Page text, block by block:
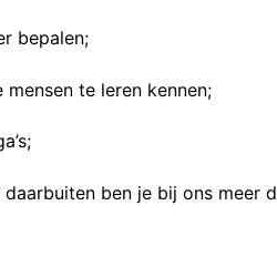
bepalen;
te leren kennen;
ben je bij ons meer